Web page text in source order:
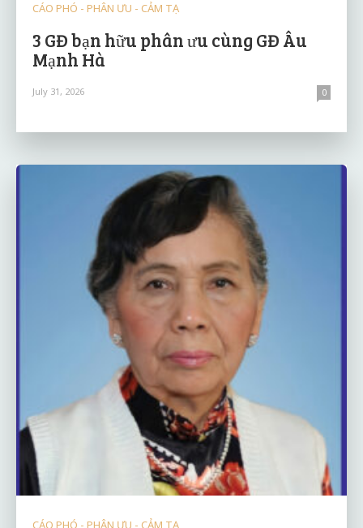
CÁO PHÓ - PHÂN ƯU - CẢM TẠ
3 GĐ bạn hữu phân ưu cùng GĐ Âu
Mạnh Hà
July 31, 2026 0
CÁO PHÓ - PHÂN ƯU - CẢM TẠ